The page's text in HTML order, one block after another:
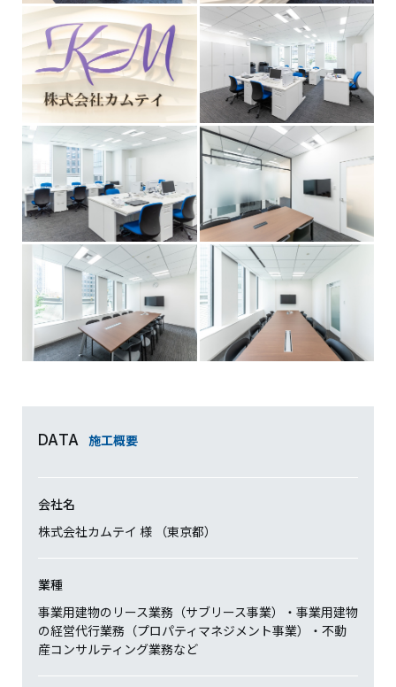
DATA 施工概要
会社名
株式会社カムテイ 様 （東京都）
業種
事業用建物のリース業務（サブリース事業）・事業用建物
の経営代行業務（プロパティマネジメント事業）・不動
産コンサルティング業務など